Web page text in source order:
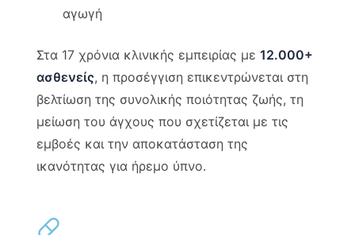
αγωγή
Στα 17 χρόνια κλινικής εμπειρίας με12.000+
ασθενείς, η προσέγγιση επικεντρώνεται στη
βελτίωση της συνολικής ποιότητας ζωής, τη
μείωση του άγχους που σχετίζεται με τις
εμβοές και την αποκατάσταση της
ικανότητας για ήρεμο ύπνο.